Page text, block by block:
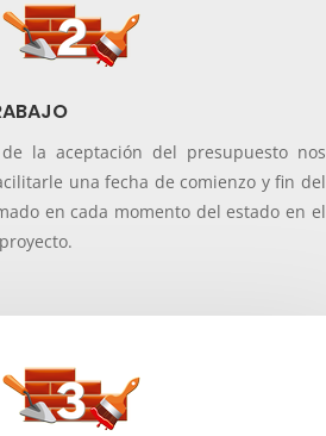
la aceptación del presupuesto nos
una fecha de comienzo y fin del
en cada momento del estado en el